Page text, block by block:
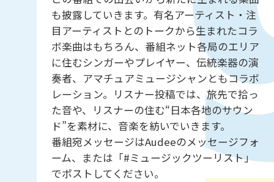
も披露していきます。有名アーティスト・注
目アーティストとのトークから生まれたコラ
ボ楽曲はもちろん、番組ネット各局のエリア
に住むシンガーやプレイヤー、伝統楽器の演
奏者、アマチュアミュージシャンともコラボ
レーション。リスナー投稿では、旅先で拾っ
た音や、リスナーの住む“日本各地のサウン
ド”を素材に、音楽を紡いでいきます。
番組宛メッセージはAudeeのメッセージフォ
ーム、または「#ミュージックツーリスト」
でポストしてください。